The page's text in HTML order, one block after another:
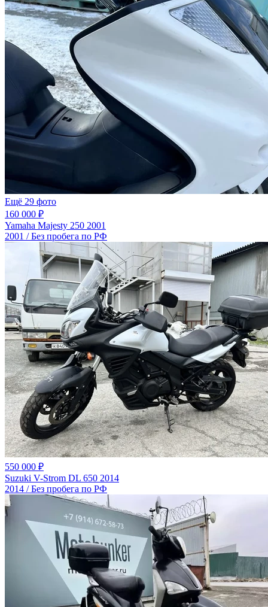
Ещё 29 фото
160 000 ₽
Yamaha Majesty 250 2001
2001 / Без пробега по РФ
550 000 ₽
Suzuki V-Strom DL 650 2014
2014 / Без пробега по РФ